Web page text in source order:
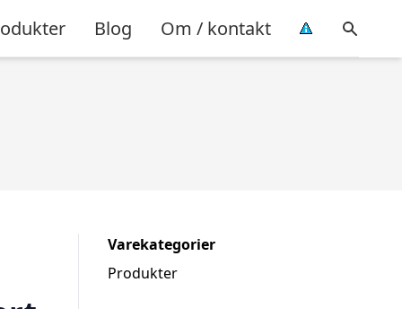
Blog Om / kontakt
Varekategorier
Produkter